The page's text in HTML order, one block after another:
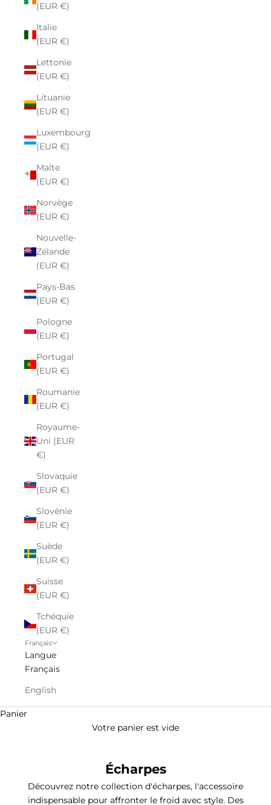
(EUR €)
Italie
(EUR €)
Lettonie
(EUR €)
Lituanie
(EUR €)
Luxembourg
(EUR €)
Malte
(EUR €)
Norvège
(EUR €)
Nouvelle-
Zélande
(EUR €)
Pays-Bas
(EUR €)
Pologne
(EUR €)
Portugal
(EUR €)
Roumanie
(EUR €)
Royaume-
Uni (EUR
€)
Slovaquie
(EUR €)
Slovénie
(EUR €)
Suède
(EUR €)
Suisse
(EUR €)
Tchéquie
(EUR €)
Français
Langue
Français
English
Panier
Votre panier est vide
Écharpes
Découvrez notre collection d'écharpes, l'accessoire
indispensable pour affronter le froid avec style. Des